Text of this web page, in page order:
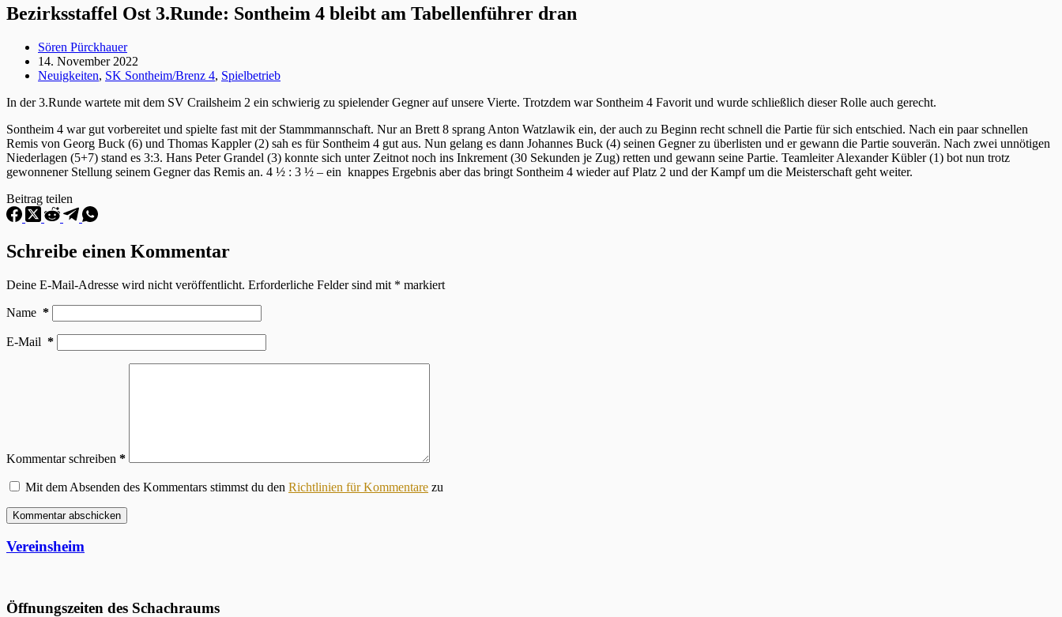
Bezirksstaffel Ost 3.Runde: Sontheim 4 bleibt am Tabellenführer dran
Sören Pürckhauer
14. November 2022
Neuigkeiten, SK Sontheim/Brenz 4, Spielbetrieb
In der 3.Runde wartete mit dem SV Crailsheim 2 ein schwierig zu spielender Gegner auf unsere Vierte. Trotzdem war Sontheim 4 Favorit und wurde schließlich dieser Rolle auch gerecht.
Sontheim 4 war gut vorbereitet und spielte fast mit der Stammmannschaft. Nur an Brett 8 sprang Anton Watzlawik ein, der auch zu Beginn recht schnell die Partie für sich entschied. Nach ein paar schnellen
Remis von Georg Buck (6) und Thomas Kappler (2) sah es für Sontheim 4 gut aus. Nun gelang es dann Johannes Buck (4) seinen Gegner zu überlisten und er gewann die Partie souverän. Nach zwei unnötigen
Niederlagen (5+7) stand es 3:3. Hans Peter Grandel (3) konnte sich unter Zeitnot noch ins Inkrement (30 Sekunden je Zug) retten und gewann seine Partie. Teamleiter Alexander Kübler (1) bot nun trotz
gewonnener Stellung seinem Gegner das Remis an. 4 ½ : 3 ½ – ein knappes Ergebnis aber das bringt Sontheim 4 wieder auf Platz 2 und der Kampf um die Meisterschaft geht weiter.
Beitrag teilen
Schreibe einen Kommentar
Deine E-Mail-Adresse wird nicht veröffentlicht. Erforderliche Felder sind mit * markiert
Name *
E-Mail *
Kommentar schreiben *
Mit dem Absenden des Kommentars stimmst du den Richtlinien für Kommentare zu
Kommentar abschicken
Vereinsheim
Öffnungszeiten des Schachraums